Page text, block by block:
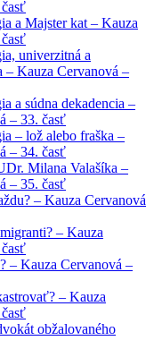
a Majster kat – Kauza
univerzitná a
– Kauza Cervanová –
a súdna dekadencia –
– 33. časť
– lož alebo fraška –
– 34. časť
Milana Valašíka –
– 35. časť
– Kauza Cervanová
– Kauza
– Kauza Cervanová –
– Kauza
obžalovaného